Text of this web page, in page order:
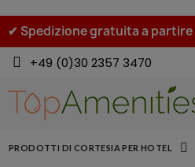
✔ Spedizione gratuita a partire
+49 (0)30 2357 3470
PRODOTTI DI CORTESIA PER HOTEL